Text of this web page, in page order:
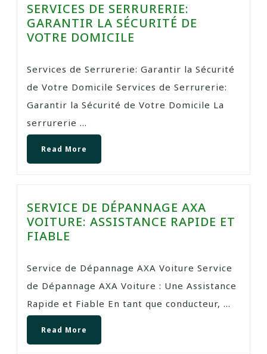
SERVICES DE SERRURERIE:
GARANTIR LA SÉCURITÉ DE
VOTRE DOMICILE
Services de Serrurerie: Garantir la Sécurité
de Votre Domicile Services de Serrurerie:
Garantir la Sécurité de Votre Domicile La
serrurerie ...
Read More
SERVICE DE DÉPANNAGE AXA
VOITURE: ASSISTANCE RAPIDE ET
FIABLE
Service de Dépannage AXA Voiture Service
de Dépannage AXA Voiture : Une Assistance
Rapide et Fiable En tant que conducteur, ...
Read More